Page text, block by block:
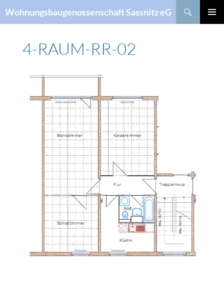
Wohnungsbaugenossenschaft Sassnitz eG
4-RAUM-RR-02